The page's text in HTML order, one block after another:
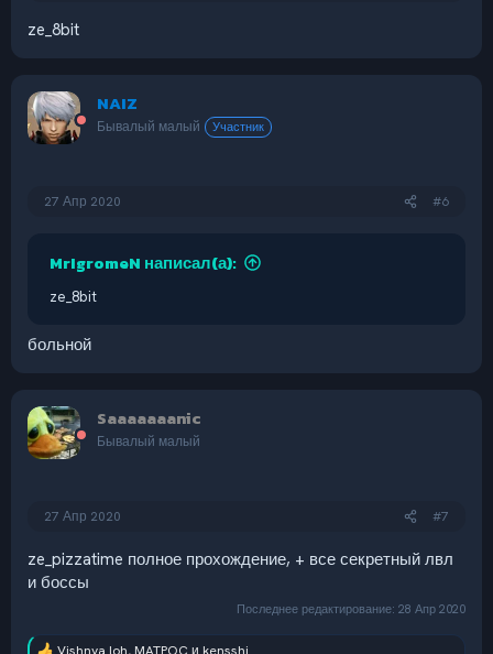
ze_8bit
NAIZ
Бывалый малый Участник
27 Апр 2020 #6
MrIgromeN написал(а):
ze_8bit
больной
Saaaaaaanic
Бывалый малый
27 Апр 2020 #7
ze_pizzatime полное прохождение, + все секретный лвл
и боссы
Последнее редактирование: 28 Апр 2020
Vishnya loh, MATPOC и kensshi